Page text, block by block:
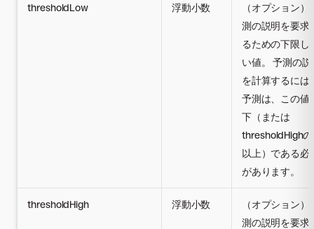
thresholdLow 浮動小数
（オプション）
測の説明を要求
るための下限し
い値。 予測の説
を計算するには
予測は、この値
下（または
thresholdHigh
以上）である必
があります。
thresholdHigh 浮動小数
（オプション）
測の説明を要求